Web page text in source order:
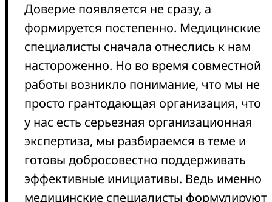
Доверие появляется не сразу, а
формируется постепенно. Медицинские
специалисты сначала отнеслись к нам
настороженно. Но во время совместной
работы возникло понимание, что мы не
просто грантодающая организация, что
у нас есть серьезная организационная
экспертиза, мы разбираемся в теме и
готовы добросовестно поддерживать
эффективные инициативы. Ведь именно
медицинские специалисты формулируют